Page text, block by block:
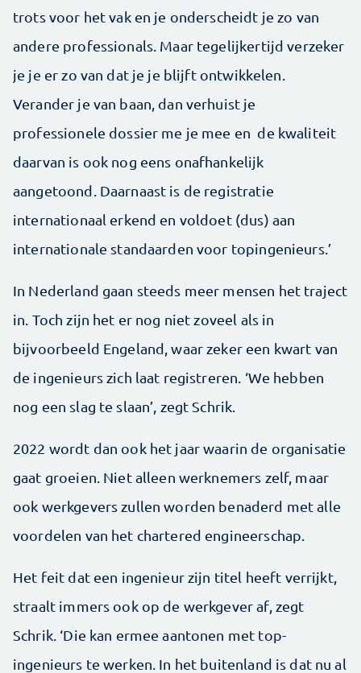
trots voor het vak en je onderscheidt je zo van
andere professionals. Maar tegelijkertijd verzeker
je je er zo van dat je je blijft ontwikkelen.
Verander je van baan, dan verhuist je
professionele dossier me je mee en de kwaliteit
daarvan is ook nog eens onafhankelijk
aangetoond. Daarnaast is de registratie
internationaal erkend en voldoet (dus) aan
internationale standaarden voor topingenieurs.’
In Nederland gaan steeds meer mensen het traject
in. Toch zijn het er nog niet zoveel als in
bijvoorbeeld Engeland, waar zeker een kwart van
de ingenieurs zich laat registreren. ‘We hebben
nog een slag te slaan’, zegt Schrik.
2022 wordt dan ook het jaar waarin de organisatie
gaat groeien. Niet alleen werknemers zelf, maar
ook werk­gevers zullen worden benaderd met alle
voordelen van het chartered engineerschap.
Het feit dat een ingenieur zijn titel heeft verrijkt,
straalt immers ook op de werk­gever af, zegt
Schrik. ‘Die kan ermee aantonen met top­
ingenieurs te werken. In het buitenland is dat nu al